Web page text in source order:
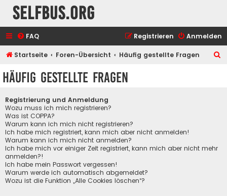
selfbus.org
FAQ Anmelden
Registrieren
Startseite Foren-Übersicht Häufig gestellte Fragen
Häufig gestellte Fragen
Registrierung und Anmeldung
Wozu muss ich mich registrieren?
Was ist COPPA?
Warum kann ich mich nicht registrieren?
Ich habe mich registriert, kann mich aber nicht anmelden!
Warum kann ich mich nicht anmelden?
Ich habe mich vor einiger Zeit registriert, kann mich aber nicht mehr
anmelden?!
Ich habe mein Passwort vergessen!
Warum werde ich automatisch abgemeldet?
Wozu ist die Funktion „Alle Cookies löschen“?